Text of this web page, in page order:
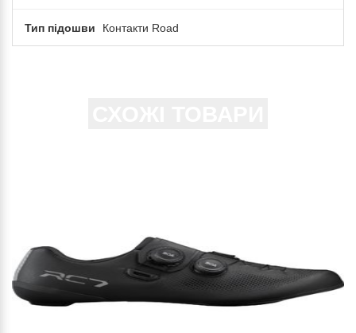
Тип підошви Контакти Road